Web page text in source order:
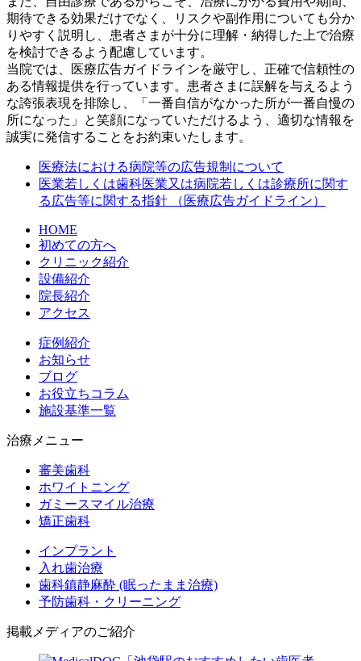
期待できる効果だけでなく、リスクや副作用についても分か
りやすく説明し、患者さまが十分に理解・納得した上で治療
を検討できるよう配慮しています。
当院では、医療広告ガイドラインを厳守し、正確で信頼性の
ある情報提供を行っています。患者さまに誤解を与えるよう
な誇張表現を排除し、「一番自信がなかった所が一番自慢の
所になった」と笑顔になっていただけるよう、適切な情報を
誠実に発信することをお約束いたします。
医療法における病院等の広告規制について
医業若しくは歯科医業又は病院若しくは診療所に関す
る広告等に関する指針 （医療広告ガイドライン）
HOME
初めての方へ
クリニック紹介
設備紹介
院長紹介
アクセス
症例紹介
お知らせ
ブログ
お役立ちコラム
施設基準一覧
治療メニュー
審美歯科
ホワイトニング
ガミースマイル治療
矯正歯科
インプラント
入れ歯治療
歯科鎮静麻酔 (眠ったまま治療)
予防歯科・クリーニング
掲載メディアのご紹介